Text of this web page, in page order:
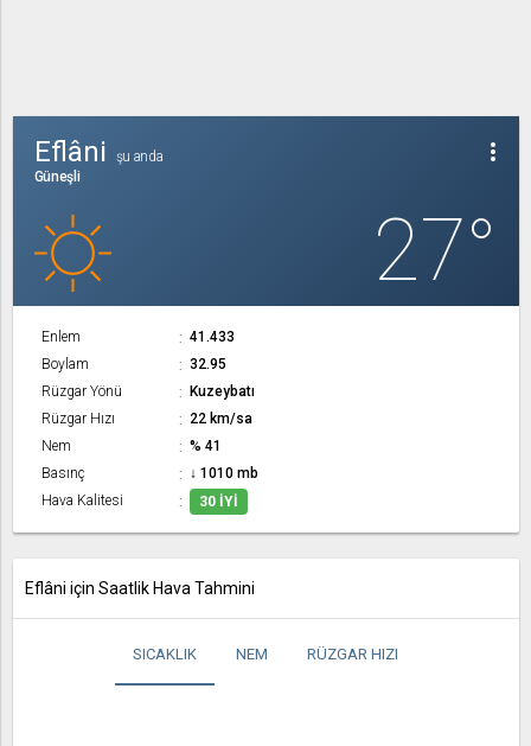
more_vert
Eflâni
şu anda
Güneşli
27°
Enlem
41.433
Boylam
32.95
Rüzgar Yönü
Kuzeybatı
Rüzgar Hızı
22 km/sa
Nem
% 41
Basınç
↓ 1010 mb
Hava Kalitesi
30 İYI
Eflâni için Saatlik Hava Tahmini
SICAKLIK NEM RÜZGAR HIZI